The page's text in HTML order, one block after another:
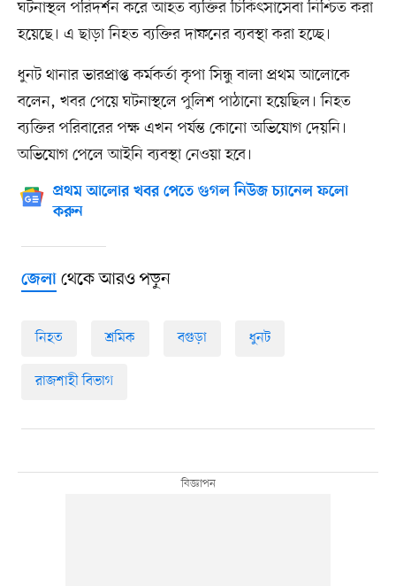
ঘটনাস্থল পরিদর্শন করে আহত ব্যক্তির চিকিৎসাসেবা নিশ্চিত করা
হয়েছে। এ ছাড়া নিহত ব্যক্তির দাফনের ব্যবস্থা করা হচ্ছে।
ধুনট থানার ভারপ্রাপ্ত কর্মকর্তা কৃপা সিন্ধু বালা প্রথম আলোকে
বলেন, খবর পেয়ে ঘটনাস্থলে পুলিশ পাঠানো হয়েছিল। নিহত
ব্যক্তির পরিবারের পক্ষ এখন পর্যন্ত কোনো অভিযোগ দেয়নি।
অভিযোগ পেলে আইনি ব্যবস্থা নেওয়া হবে।
প্রথম আলোর খবর পেতে গুগল নিউজ চ্যানেল ফলো
করুন
জেলাথেকে আরও পড়ুন
নিহত শ্রমিক বগুড়া ধুনট
রাজশাহী বিভাগ